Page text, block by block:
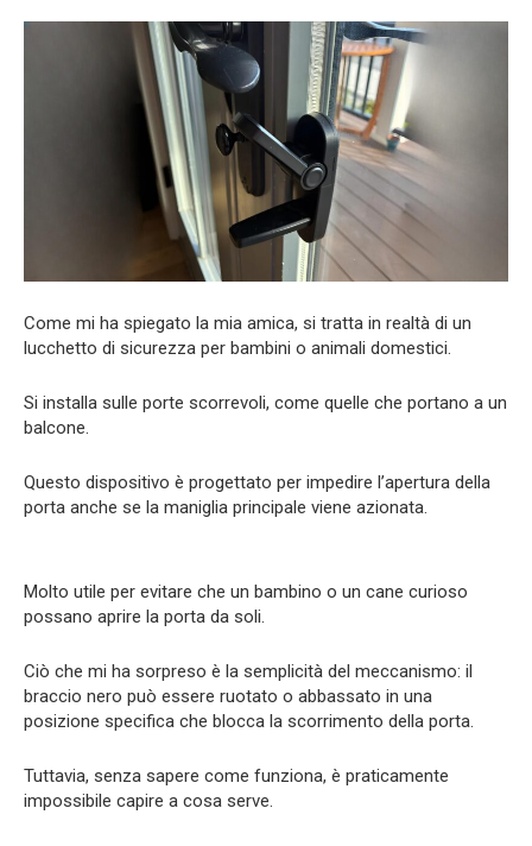
Come mi ha spiegato la mia amica, si tratta in realtà di un
lucchetto di sicurezza per bambini o animali domestici.
Si installa sulle porte scorrevoli, come quelle che portano a un
balcone.
Questo dispositivo è progettato per impedire l’apertura della
porta anche se la maniglia principale viene azionata.
Molto utile per evitare che un bambino o un cane curioso
possano aprire la porta da soli.
Ciò che mi ha sorpreso è la semplicità del meccanismo: il
braccio nero può essere ruotato o abbassato in una
posizione specifica che blocca la scorrimento della porta.
Tuttavia, senza sapere come funziona, è praticamente
impossibile capire a cosa serve.